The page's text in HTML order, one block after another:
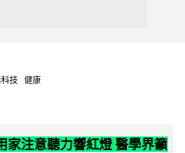
技 健康
家注意聽力響紅燈 醫學界籲